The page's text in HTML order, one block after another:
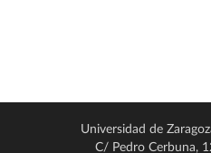
Universidad de
C/ Pedro Cerbuna,